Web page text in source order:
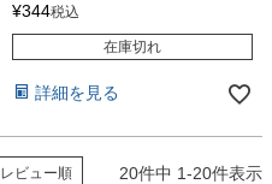
¥344税込
在庫切れ
詳細を見る
レビュー順 20件中 1-20件表示